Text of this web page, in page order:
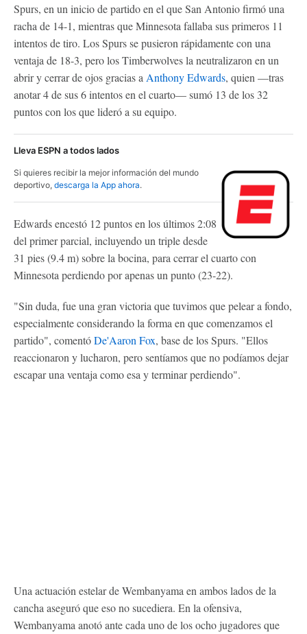
Spurs, en un inicio de partido en el que San Antonio firmó una
racha de 14-1, mientras que Minnesota fallaba sus primeros 11
intentos de tiro. Los Spurs se pusieron rápidamente con una
ventaja de 18-3, pero los Timberwolves la neutralizaron en un
abrir y cerrar de ojos gracias aAnthony Edwards, quien —tras
anotar 4 de sus 6 intentos en el cuarto— sumó 13 de los 32
puntos con los que lideró a su equipo.
Lleva ESPN a todos lados
Si quieres recibir la mejor información del mundo
deportivo, descarga la App ahora.
Edwards encestó 12 puntos en los últimos 2:08
del primer parcial, incluyendo un triple desde
31 pies (9.4 m) sobre la bocina, para cerrar el cuarto con
Minnesota perdiendo por apenas un punto (23-22).
"Sin duda, fue una gran victoria que tuvimos que pelear a fondo,
especialmente considerando la forma en que comenzamos el
partido", comentóDe'Aaron Fox, base de los Spurs. "Ellos
reaccionaron y lucharon, pero sentíamos que no podíamos dejar
escapar una ventaja como esa y terminar perdiendo".
Una actuación estelar de Wembanyama en ambos lados de la
cancha aseguró que eso no sucediera. En la ofensiva,
Wembanyama anotó ante cada uno de los ocho jugadores que